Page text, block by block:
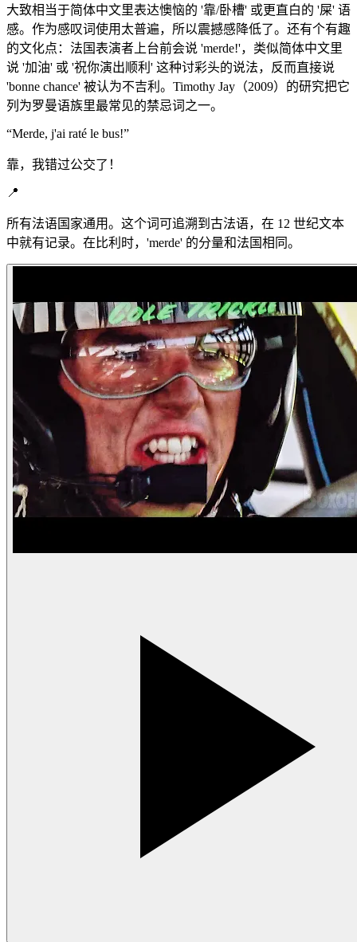
大致相当于简体中文里表达懊恼的 '靠/卧槽' 或更直白的 '屎' 语
感。作为感叹词使用太普遍，所以震撼感降低了。还有个有趣
的文化点：法国表演者上台前会说 'merde!'，类似简体中文里
说 '加油' 或 '祝你演出顺利' 这种讨彩头的说法，反而直接说
'bonne chance' 被认为不吉利。Timothy Jay（2009）的研究把它
列为罗曼语族里最常见的禁忌词之一。
“Merde, j'ai raté le bus!”
靠，我错过公交了！
📍
所有法语国家通用。这个词可追溯到古法语，在 12 世纪文本
中就有记录。在比利时，'merde' 的分量和法国相同。